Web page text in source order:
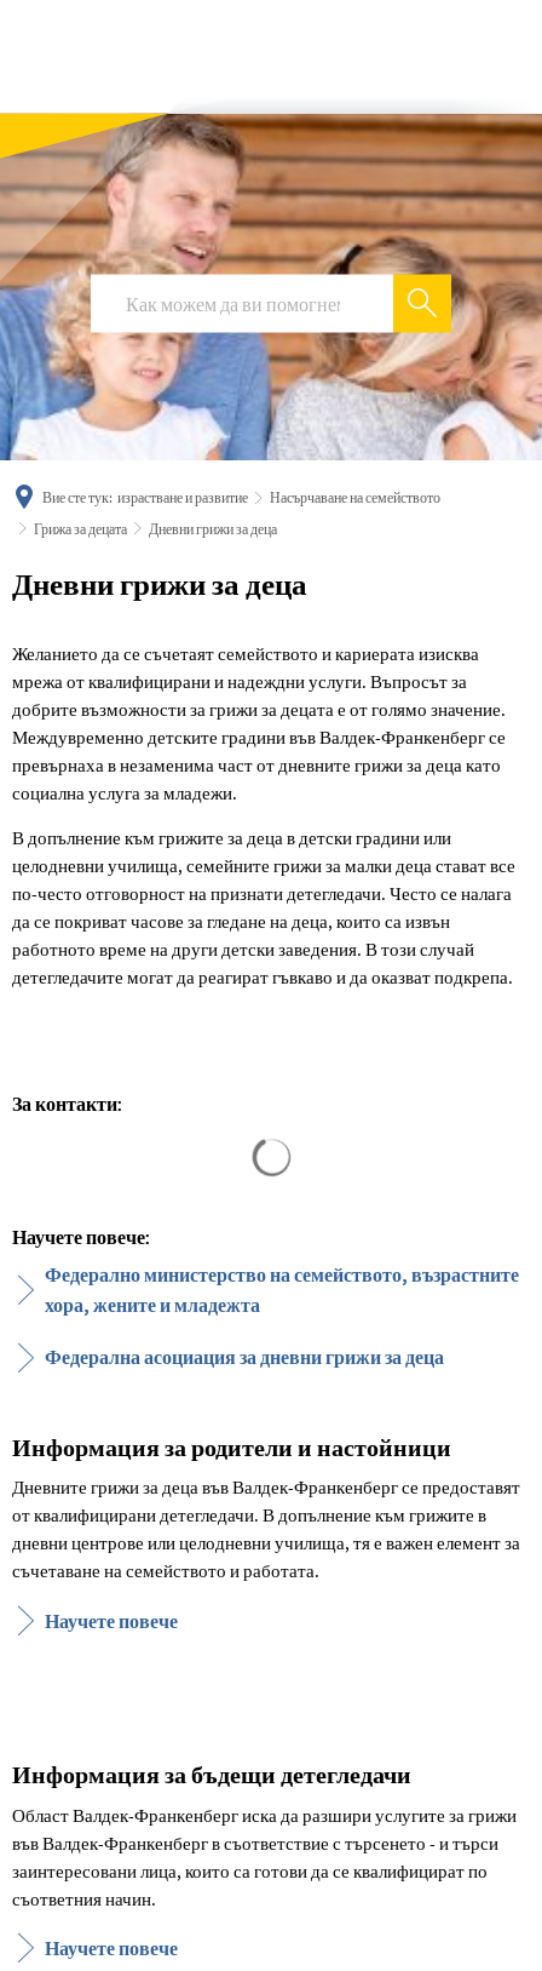
deutsch
Вие сте тук: израстване и развитие
Насърчаване на семейството
Грижа за децата
Дневни грижи за деца
Дневни
за
деца
Дневни грижи за деца
Желанието да се съчетаят семейството и кариерата изисква
мрежа от квалифицирани и надеждни услуги. Въпросът за
добрите възможности за грижи за децата е от голямо значение.
Междувременно детските градини във Валдек-Франкенберг се
превърнаха в незаменима част от дневните грижи за деца като
социална услуга за младежи.
В допълнение към грижите за деца в детски градини или
целодневни училища, семейните грижи за малки деца стават все
по-често отговорност на признати детегледачи. Често се налага
да се покриват часове за гледане на деца, които са извън
работното време на други детски заведения. В този случай
детегледачите могат да реагират гъвкаво и да оказват подкрепа.
За контакти:
Научете повече:
Федерално министерство на семейството, възрастните
хора, жените и младежта
Федерална асоциация за дневни грижи за деца
Информация за родители и настойници
Дневните грижи за деца във Валдек-Франкенберг се предоставят
от квалифицирани детегледачи. В допълнение към грижите в
дневни центрове или целодневни училища, тя е важен елемент за
съчетаване на семейството и работата.
Научете повече
Информация за бъдещи детегледачи
Област Валдек-Франкенберг иска да разшири услугите за грижи
във Валдек-Франкенберг в съответствие с търсенето - и търси
заинтересовани лица, които са готови да се квалифицират по
съответния начин.
Научете повече